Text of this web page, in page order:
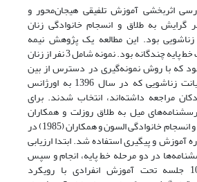
اثربخشی آموزش تلفیقی هیجان‌محور و
گرایش به طلاق و انسجام خانوادگی زنان
بود. این مطالعه یک پژوهش‌ نیمه
آزمایشی از نوع مطالعات خط پایه چندگانه بود. نمونه شامل 3 نفر از زنان
که با روش نمونه‌گیری در دسترس از بین
زنان آسیب‌دیده از خیانت زناشویی که در سال 1396 به اورژانس
مراجعه داشته‌اند، انتخاب شدند. برای
میل به طلاق روزلت و همکاران
(1986) و ارزیابی انطباق و انسجام خانوادگی السون و همکاران (1985) در
آموزش و پیگیری استفاده شد. ابتدا ارزیابی
در دو مرحله خط پایه، انجام و سپس
شرکت‌کنندگان طی 10 جلسه تحت آموزش انفرادی با رویکرد